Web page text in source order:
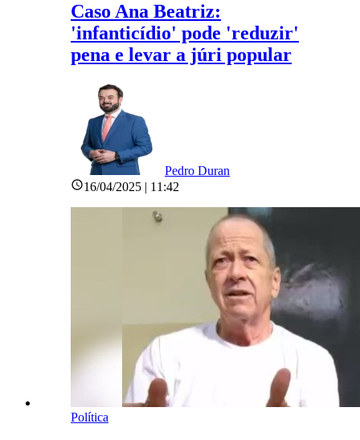
Caso Ana Beatriz:
'infanticídio' pode 'reduzir'
pena e levar a júri popular
Pedro Duran
16/04/2025 | 11:42
Política